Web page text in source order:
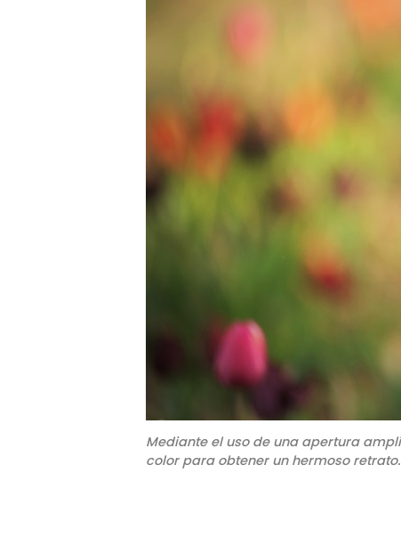
Mediante el uso de una apertura
color para obtener un hermoso retrato.